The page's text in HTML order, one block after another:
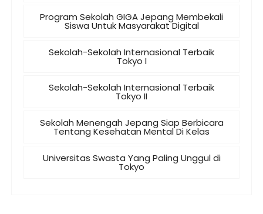
Program Sekolah GIGA Jepang Membekali
Siswa Untuk Masyarakat Digital
Sekolah-Sekolah Internasional Terbaik
Tokyo I
Sekolah-Sekolah Internasional Terbaik
Tokyo II
Sekolah Menengah Jepang Siap Berbicara
Tentang Kesehatan Mental Di Kelas
Universitas Swasta Yang Paling Unggul di
Tokyo